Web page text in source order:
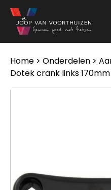
Ga naar de inhoud
Home > Onderdelen >
Dotek crank links